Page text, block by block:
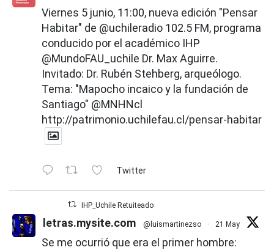
Viernes 5 junio, 11:00, nueva edición "Pensar
Habitar" de @uchileradio 102.5 FM, programa
conducido por el académico IHP
@MundoFAU_uchile Dr. Max Aguirre.
Invitado: Dr. Rubén Stehberg, arqueólogo.
Tema: "Mapocho incaico y la fundación de
Santiago" @MNHNcl
http://patrimonio.uchilefau.cl/pensar-habitar
Twitter
IHP_Uchile Retuiteado
letras.mysite.com @luismartinezso · 21 May
Se me ocurrió que era el primer hombre: